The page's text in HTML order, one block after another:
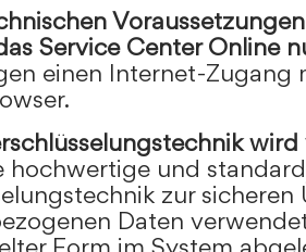
Service Center Online
einen Internet-Zugang
hochwertige und
zur
Daten
Form im System